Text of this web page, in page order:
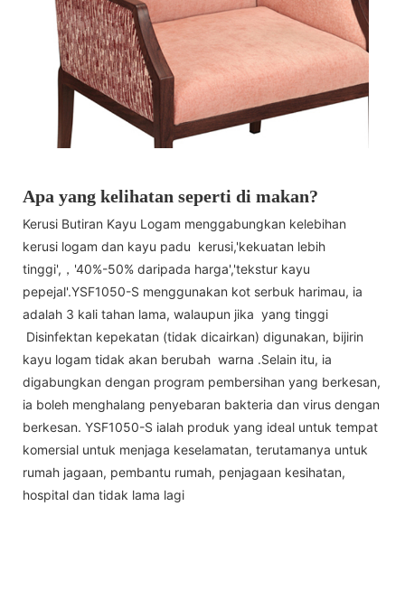
Apa yang kelihatan seperti di makan?
Kerusi Butiran Kayu Logam menggabungkan kelebihan
kerusi logam dan kayu padu kerusi,'kekuatan lebih
tinggi',，'40%-50% daripada harga','tekstur kayu
pepejal'.YSF1050-S menggunakan kot serbuk harimau, ia
adalah 3 kali tahan lama, walaupun jika yang tinggi
Disinfektan kepekatan (tidak dicairkan) digunakan, bijirin
kayu logam tidak akan berubah warna .Selain itu, ia
digabungkan dengan program pembersihan yang berkesan,
ia boleh menghalang penyebaran bakteria dan virus dengan
berkesan. YSF1050-S ialah produk yang ideal untuk tempat
komersial untuk menjaga keselamatan, terutamanya untuk
rumah jagaan, pembantu rumah, penjagaan kesihatan,
hospital dan tidak lama lagi